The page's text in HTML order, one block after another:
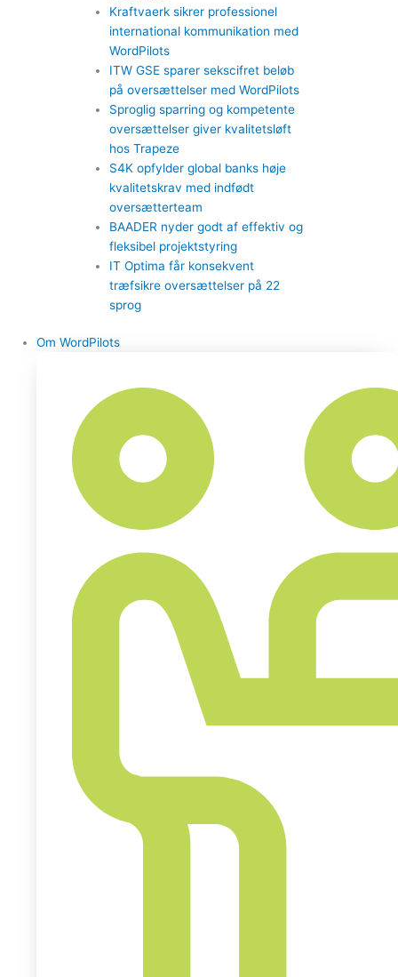
Kraftvaerk sikrer professionel
international kommunikation med
WordPilots
ITW GSE sparer sekscifret beløb
på oversættelser med WordPilots
Sproglig sparring og kompetente
oversættelser giver kvalitetsløft
hos Trapeze
S4K opfylder global banks høje
kvalitetskrav med indfødt
oversætterteam
BAADER nyder godt af effektiv og
fleksibel projektstyring
IT Optima får konsekvent
træfsikre oversættelser på 22
sprog
Om WordPilots